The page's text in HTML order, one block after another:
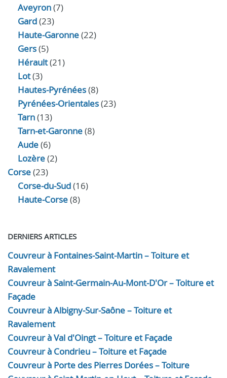
Aveyron(7)
Gard(23)
Haute-Garonne(22)
Gers(5)
Hérault(21)
Lot(3)
Hautes-Pyrénées(8)
Pyrénées-Orientales(23)
Tarn(13)
Tarn-et-Garonne(8)
Aude(6)
Lozère(2)
Corse(23)
Corse-du-Sud(16)
Haute-Corse(8)
DERNIERS ARTICLES
Couvreur à Fontaines-Saint-Martin – Toiture et
Ravalement
Couvreur à Saint-Germain-Au-Mont-D'Or – Toiture et
Façade
Couvreur à Albigny-Sur-Saône – Toiture et
Ravalement
Couvreur à Val d'Oingt – Toiture et Façade
Couvreur à Condrieu – Toiture et Façade
Couvreur à Porte des Pierres Dorées – Toiture